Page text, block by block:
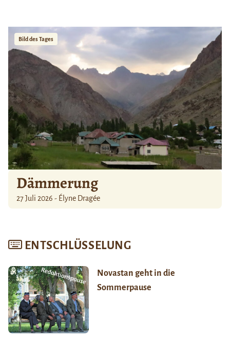
Bild des Tages
Dämmerung
27 Juli 2026 - Élyne Dragée
ENTSCHLÜSSELUNG
Novastan geht in die
Sommerpause